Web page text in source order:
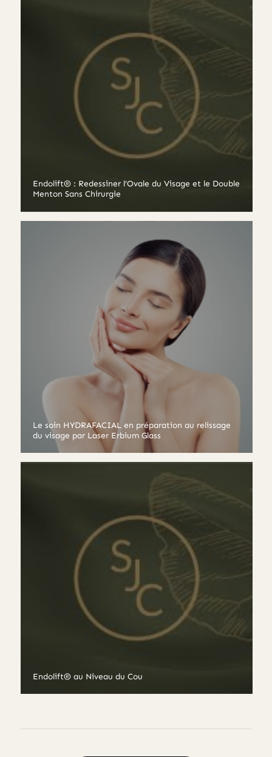
Endolift® : Redessiner l’Ovale du Visage et le Double
Menton Sans Chirurgie
Le soin HYDRAFACIAL en préparation au relissage
du visage par Laser Erbium Glass
Endolift® au Niveau du Cou